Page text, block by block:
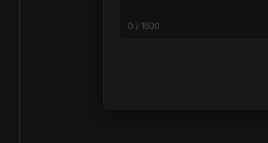
0 / 1500